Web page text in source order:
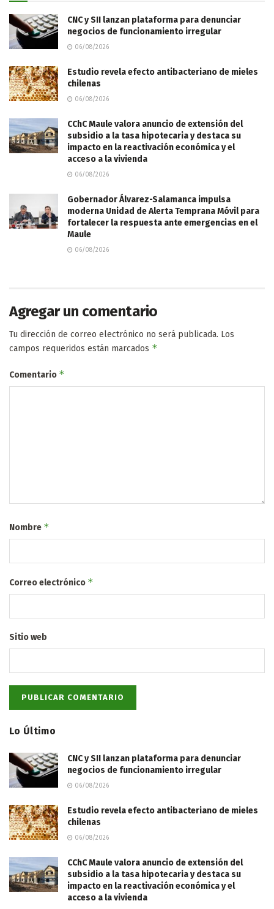
CNC y SII lanzan plataforma para denunciar
negocios de funcionamiento irregular
06/08/2026
Estudio revela efecto antibacteriano de mieles
chilenas
06/08/2026
CChC Maule valora anuncio de extensión del
subsidio a la tasa hipotecaria y destaca su
impacto en la reactivación económica y el
acceso a la vivienda
06/08/2026
Gobernador Álvarez-Salamanca impulsa
moderna Unidad de Alerta Temprana Móvil para
fortalecer la respuesta ante emergencias en el
Maule
06/08/2026
Agregar un comentario
Tu dirección de correo electrónico no será publicada. Los
campos requeridos están marcados *
Comentario *
Nombre *
Correo electrónico *
Sitio web
Lo Último
CNC y SII lanzan plataforma para denunciar
negocios de funcionamiento irregular
06/08/2026
Estudio revela efecto antibacteriano de mieles
chilenas
06/08/2026
CChC Maule valora anuncio de extensión del
subsidio a la tasa hipotecaria y destaca su
impacto en la reactivación económica y el
acceso a la vivienda